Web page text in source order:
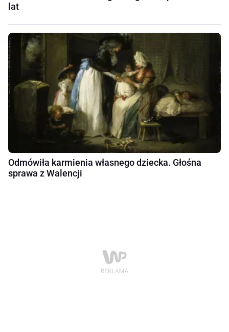
lat
Odmówiła karmienia własnego dziecka. Głośna
sprawa z Walencji